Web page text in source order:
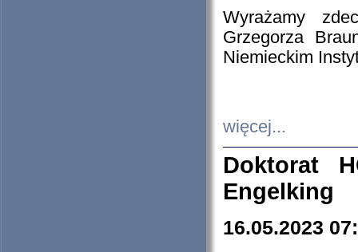
Wyrażamy
Grzegorza
Niemieckim
więcej...
Doktorat
Engelking
16.05.2023